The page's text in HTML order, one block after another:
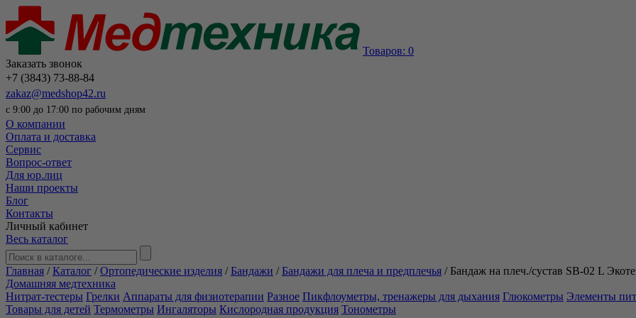
Товаров: 0
Заказать звонок
+7 (3843) 73-88-84
zakaz@medshop42.ru
с 9:00 до 17:00 по рабочим дням
О компании
Оплата и доставка
Сервис
Вопрос-ответ
Для юр.лиц
Наши проекты
Блог
Контакты
Личный кабинет
Весь каталог
Главная /Каталог /Ортопедические изделия / Бандажи / Бандажи для плеча и предплечья / Бандаж на плеч./сустав SB-02 L
Домашняя медтехника
Нитрат-тестеры Грелки Аппараты для физиотерапии Разное Пикфлоуметры, тренажеры для дыхания Глюкометры Элементы
Товары для детей Термометры Ингаляторы Кислородная продукция Тонометры